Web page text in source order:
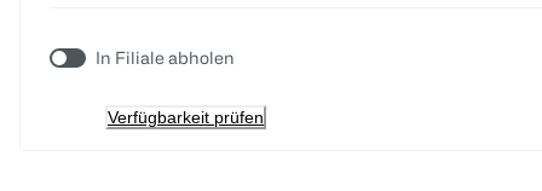
In Filiale abholen
Verfügbarkeit prüfen